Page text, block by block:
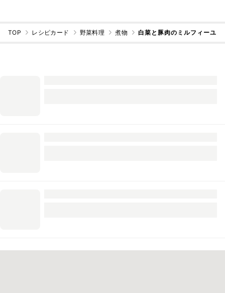
TOP レシピカード 野菜料理 煮物 白菜と豚肉のミルフィーユ